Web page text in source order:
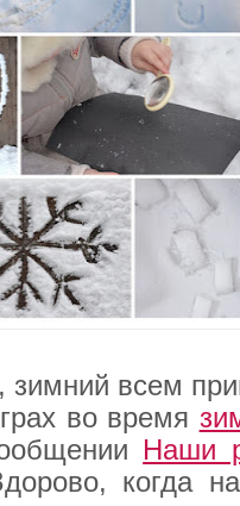
зимний всем
во время
Наши
когда